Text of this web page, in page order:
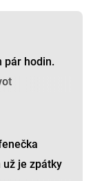
pár hodin.
je zpátky